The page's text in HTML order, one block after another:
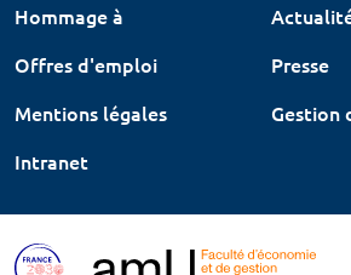
Hommage à
Offres d'emploi
Presse
Mentions légales
Gestion
Intranet